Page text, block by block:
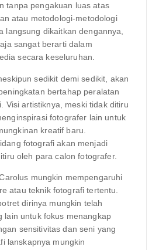
tanpa pengakuan luas atas
atau metodologi-metodologi
langsung dikaitkan dengannya,
sangat berarti dalam
secara keseluruhan.
sedikit demi sedikit, akan
bertahap peralatan
Visi artistiknya, meski tidak ditiru
fotografer lain untuk
kreatif baru.
fotografi akan menjadi
oleh para calon fotografer.
mungkin mempengaruhi
atau teknik fotografi tertentu.
dirinya mungkin telah
lain untuk fokus menangkap
sensitivitas dan seni yang
lanskapnya mungkin